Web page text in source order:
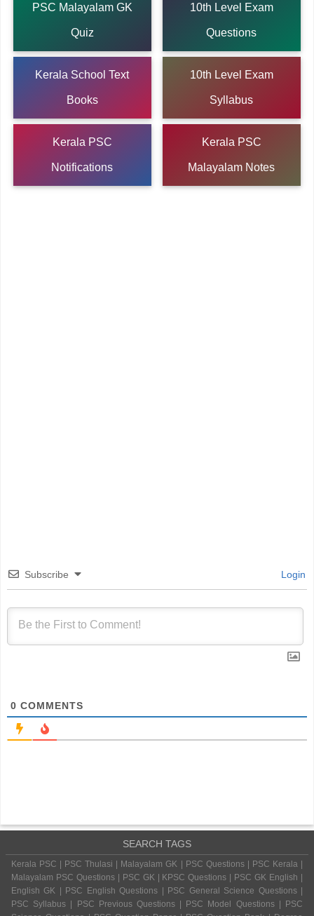
PSC Malayalam GK
Quiz
10th Level Exam
Questions
Kerala School Text
Books
10th Level Exam
Syllabus
Kerala PSC
Notifications
Kerala PSC
Malayalam Notes
Subscribe Login
0 COMMENTS
SEARCH TAGS
Kerala PSC | PSC Thulasi | Malayalam GK | PSC Questions | PSC Kerala |
Malayalam PSC Questions | PSC GK | KPSC Questions | PSC GK English |
English GK | PSC English Questions | PSC General Science Questions |
PSC Syllabus | PSC Previous Questions | PSC Model Questions | PSC